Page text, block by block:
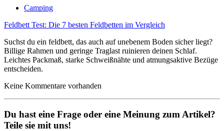
Camping
Feldbett Test: Die 7 besten Feldbetten im Vergleich
Suchst du ein feldbett, das auch auf unebenem Boden sicher liegt?
Billige Rahmen und geringe Traglast ruinieren deinen Schlaf.
Leichtes Packmaß, starke Schweißnähte und atmungsaktive Bezüge
entscheiden.
Keine Kommentare vorhanden
Du hast eine Frage oder eine Meinung zum Artikel?
Teile sie mit uns!